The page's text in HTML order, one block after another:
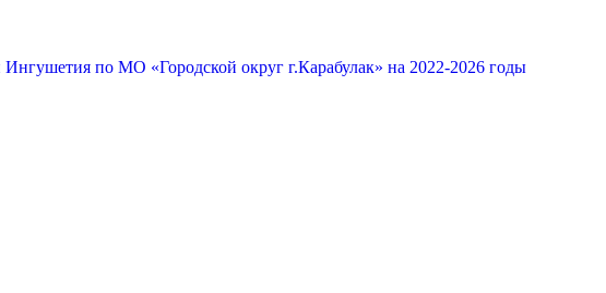
по МО «Городской округ г.Карабулак» на 2022-2026 годы